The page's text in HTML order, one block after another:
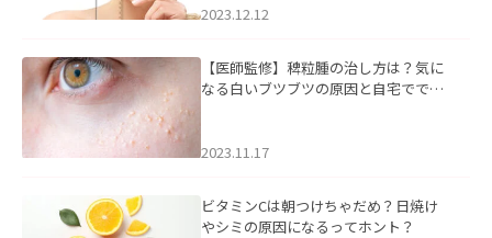
2023.12.12
【医師監修】稗粒腫の治し方は？気に
なる白いブツブツの原因と自宅ででき
2023.11.17
ビタミンCは朝つけちゃだめ？日焼け
やシミの原因になるってホント？